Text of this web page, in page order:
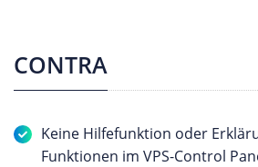
CONTRA
Keine Hilfefunktion oder
Funktionen im VPS-Control